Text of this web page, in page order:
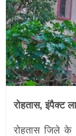
रोहतास, इंपैक्ट
रोहतास जिले